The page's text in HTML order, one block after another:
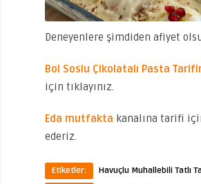
Deneyenlere şimdiden afiyet
Bol Soslu Çikolatalı Pasta
için tıklayınız.
Eda mutfakta kanalına tarifi
ederiz.
Etiketler:
Havuçlu Muhallebili Tatlı